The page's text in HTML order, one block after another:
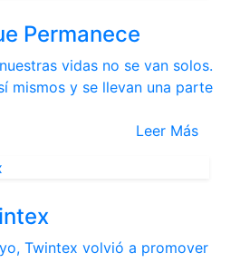
Permanece
vidas no se van solos.
mismos y se llevan una parte
Leer Más
Twintex volvió a promover